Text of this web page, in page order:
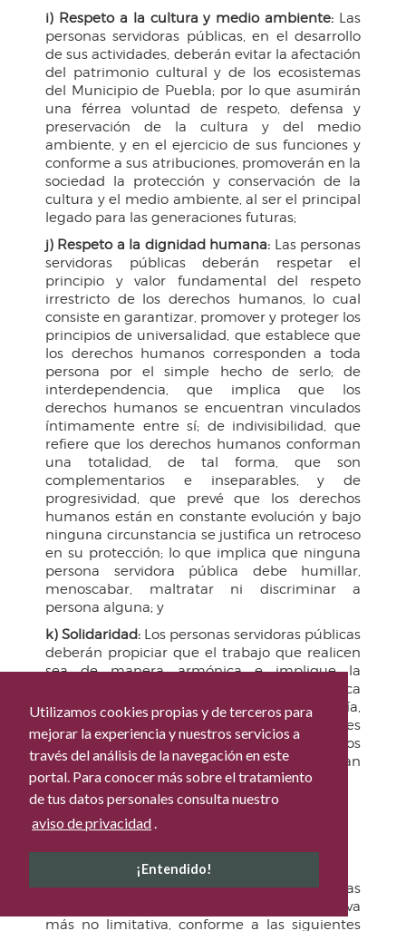
Utilizamos cookies propias y de terceros para
mejorar la experiencia y nuestros servicios a
través del análisis de la navegación en este
portal. Para conocer más sobre el tratamiento
de tus datos personales consulta nuestro
aviso de privacidad.
¡Entendido!
i) Respeto a la cultura y medio ambiente: Las
personas servidoras públicas, en el desarrollo
de sus actividades, deberán evitar la afectación
del patrimonio cultural y de los ecosistemas
del Municipio de Puebla; por lo que asumirán
una férrea voluntad de respeto, defensa y
preservación de la cultura y del medio
ambiente, y en el ejercicio de sus funciones y
conforme a sus atribuciones, promoverán en la
sociedad la protección y conservación de la
cultura y el medio ambiente, al ser el principal
legado para las generaciones futuras;
j) Respeto a la dignidad humana: Las personas
servidoras públicas deberán respetar el
principio y valor fundamental del respeto
irrestricto de los derechos humanos, lo cual
consiste en garantizar, promover y proteger los
principios de universalidad, que establece que
los derechos humanos corresponden a toda
persona por el simple hecho de serlo; de
interdependencia, que implica que los
derechos humanos se encuentran vinculados
íntimamente entre sí; de indivisibilidad, que
refiere que los derechos humanos conforman
una totalidad, de tal forma, que son
complementarios e inseparables, y de
progresividad, que prevé que los derechos
humanos están en constante evolución y bajo
ninguna circunstancia se justifica un retroceso
en su protección; lo que implica que ninguna
persona servidora pública debe humillar,
menoscabar, maltratar ni discriminar a
persona alguna; y
k) Solidaridad: Los personas servidoras públicas
deberán propiciar que el trabajo que realicen
sea de manera armónica e implique la
colaboración entre la administración pública
municipal y la ciudadanía,
independientemente de sus intereses
personales, con el propósito de cumplir con los
objetivos y metas institucionales del Plan
Municipal de Desarrollo.
Artículo 8.-Las personas servidoras públicas
deberán de actuar, de manera enunciativa
más no limitativa, conforme a las siguientes